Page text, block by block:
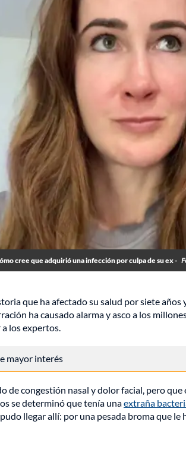
cree que adquirió una infección por culpa de su ex -
que ha afectado su salud por siete años
ha causado alarma y asco a los
los expertos.
mayor interés
de congestión nasal y dolor facial, pero
se determinó que tenía unaextraña
llegar allí: por una pesada broma que le